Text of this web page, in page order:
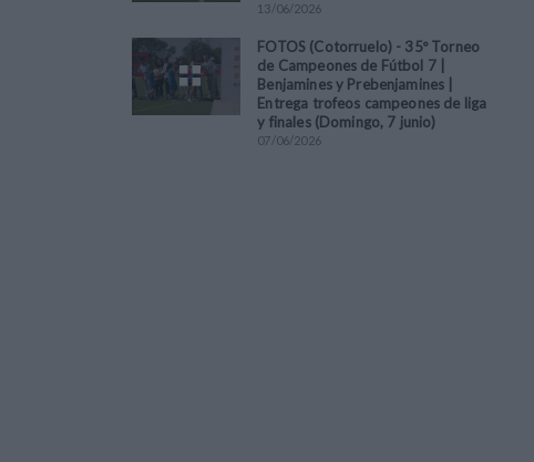
13/06/2026
FOTOS (Cotorruelo) - 35º Torneo
de Campeones de Fútbol 7 |
Benjamines y Prebenjamines |
Entrega trofeos campeones de liga
y finales (Domingo, 7 junio)
07/06/2026